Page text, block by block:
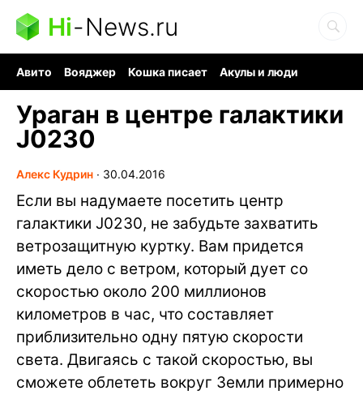
Hi-News.ru
Авито Вояджер Кошка писает
Акулы и люди
Ураган в центре галактики
J0230
Алекс Кудрин ∙ 30.04.2016
Если вы надумаете посетить центр
галактики J0230, не забудьте захватить
ветрозащитную куртку. Вам придется
иметь дело с ветром, который дует со
скоростью около 200 миллионов
километров в час, что составляет
приблизительно одну пятую скорости
света. Двигаясь с такой скоростью, вы
сможете облететь вокруг Земли примерно